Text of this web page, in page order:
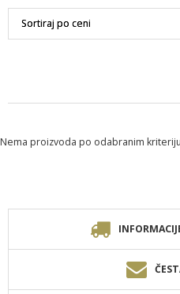
Nema proizvoda po odabranim